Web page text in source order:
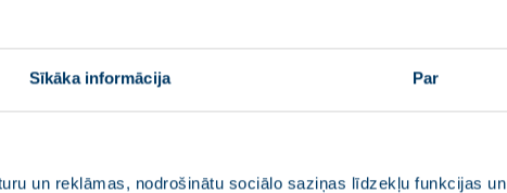
Sīkāka informācija Par
un reklāmas, nodrošinātu sociālo saziņas līdzekļu funkcijas un